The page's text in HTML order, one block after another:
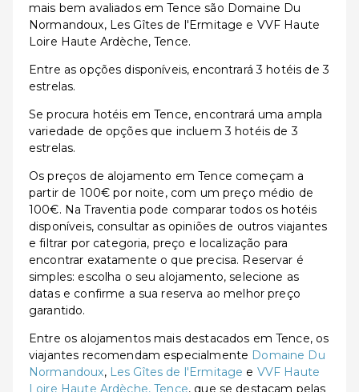
mais bem avaliados em Tence são Domaine Du
Normandoux, Les Gîtes de l'Ermitage e VVF Haute
Loire Haute Ardèche, Tence.
Entre as opções disponíveis, encontrará 3 hotéis de 3
estrelas.
Se procura hotéis em Tence, encontrará uma ampla
variedade de opções que incluem 3 hotéis de 3
estrelas.
Os preços de alojamento em Tence começam a
partir de 100€ por noite, com um preço médio de
100€. Na Traventia pode comparar todos os hotéis
disponíveis, consultar as opiniões de outros viajantes
e filtrar por categoria, preço e localização para
encontrar exatamente o que precisa. Reservar é
simples: escolha o seu alojamento, selecione as
datas e confirme a sua reserva ao melhor preço
garantido.
Entre os alojamentos mais destacados em Tence, os
viajantes recomendam especialmente Domaine Du
Normandoux, Les Gîtes de l'Ermitage e VVF Haute
Loire Haute Ardèche, Tence, que se destacam pelas